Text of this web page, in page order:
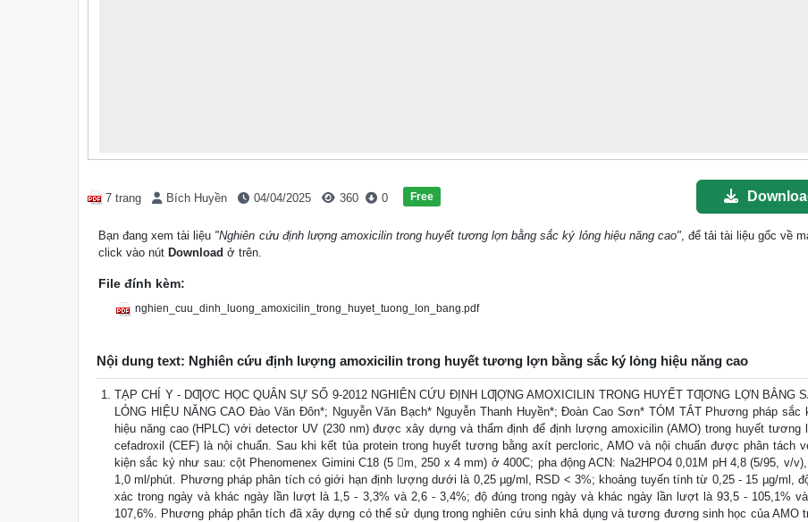
7 trang Bích Huyền 04/04/2025 360 0 Free
Bạn đang xem tài liệu "Nghiên cứu định lượng amoxicilin trong huyết tương lợn bằng sắc ký lỏng hiệu năng cao", để tải tài liệu gốc về
click vào nút Download ở trên.
File đính kèm:
nghien_cuu_dinh_luong_amoxicilin_trong_huyet_tuong_lon_bang.pdf
Nội dung text: Nghiên cứu định lượng amoxicilin trong huyết tương lợn bằng sắc ký lỏng hiệu năng cao
TẠP CHÍ Y - DƢỢC HỌC QUÂN SỰ SỐ 9-2012 NGHIÊN CỨU ĐỊNH LƢỢNG AMOXICILIN TRONG HUYẾT TƢƠNG LỢN BẰNG
LỎNG HIỆU NĂNG CAO Đào Văn Đôn*; Nguyễn Văn Bạch* Nguyễn Thanh Huyền*; Đoàn Cao Sơn* TÓM TẮT Phương pháp sắc
hiệu năng cao (HPLC) với detector UV (230 nm) được xây dựng và thẩm định để định lượng amoxicilin (AMO) trong huyết tương
cefadroxil (CEF) là nội chuẩn. Sau khi kết tủa protein trong huyết tương bằng axít percloric, AMO và nội chuẩn được phân tách
kiện sắc ký như sau: cột Phenomenex Gimini C18 (5 m, 250 x 4 mm) ở 400C; pha động ACN: Na2HPO4 0,01M pH 4,8 (5/95, v/
1,0 ml/phút. Phương pháp phân tích có giới hạn định lượng dưới là 0,25 µg/ml, RSD < 3%; khoảng tuyến tính từ 0,25 - 15 µg/ml,
xác trong ngày và khác ngày lần lượt là 1,5 - 3,3% và 2,6 - 3,4%; độ đúng trong ngày và khác ngày lần lượt là 93,5 - 105,1%
107,6%. Phương pháp phân tích đã xây dựng có thể sử dụng trong nghiên cứu sinh khả dụng và tương đương sinh học của AMO